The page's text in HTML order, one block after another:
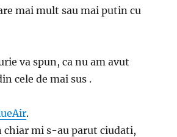
mai mult sau mai putin cu
va spun, ca nu am avut
cele de mai sus .
.
chiar mi s-au parut ciudati,